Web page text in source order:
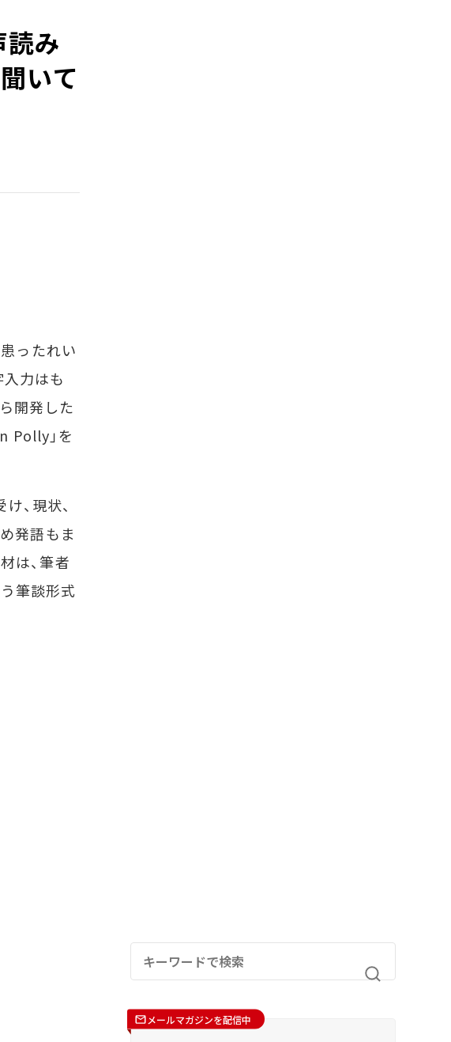
み
いて
ったれい
力はも
開発した
Polly」を
、現状、
発語もま
は、筆者
筆談形式
メールマガジンを配信中